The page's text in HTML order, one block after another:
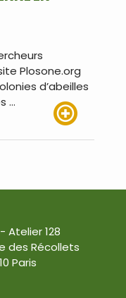
Plosone.org
d’abeilles
…
Atelier 128
des Récollets
Paris